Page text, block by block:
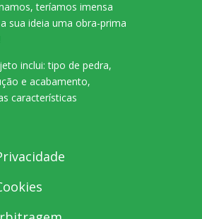
teríamos imensa
sua ideia uma obra-prima
inclui: tipo de pedra,
e acabamento,
características